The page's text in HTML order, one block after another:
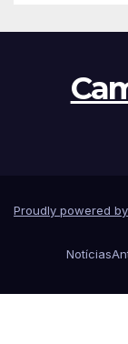
Proudly powered
Notícias